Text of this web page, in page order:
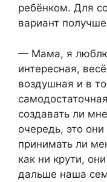
ребёнком. Для
вариант
— Мама, я люблю
интересная,
воздушная и в
создавать ли
очередь, это
принимать ли
как ни крути,
дальше наша